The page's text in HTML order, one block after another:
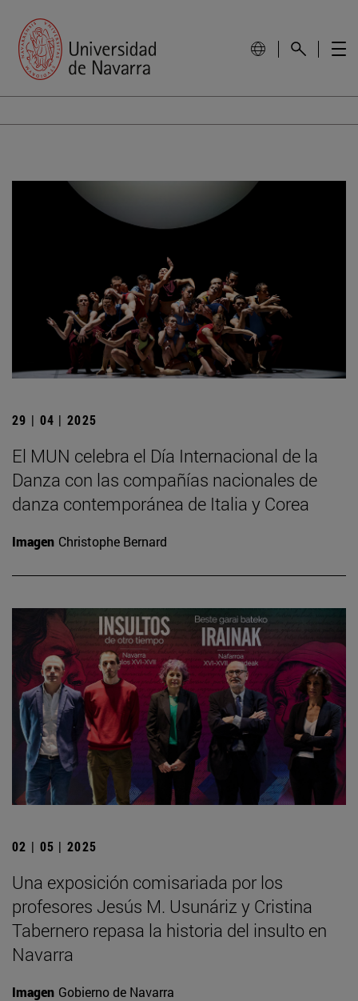
29 | 04 | 2025
El MUN celebra el Día Internacional de la
Danza con las compañías nacionales de
danza contemporánea de Italia y Corea
Imagen Christophe Bernard
02 | 05 | 2025
Una exposición comisariada por los
profesores Jesús M. Usunáriz y Cristina
Tabernero repasa la historia del insulto en
Navarra
Imagen Gobierno de Navarra